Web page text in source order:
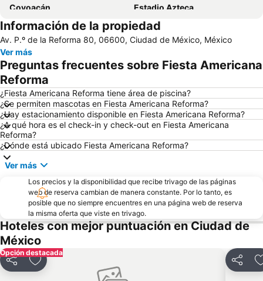
Coyoacán
Estadio Azteca
Zocalo capitalino
Reforma 222
Aeropuerto Internacional Ciudad de México
Benito Juárez
Santa fe
Bosque de Chapultepec
Antara Polanco
Autódromo Hermanos Rodriguez
Monumento a la Revolución
Zona Rosa
Iztacalco
Centro Banamex
Expo Santa Fe México
Pharma Multichannel and Digital Marketing Latin America Congress
Información de la propiedad
Av. P.º de la Reforma 80, 06600, Ciudad de México, México
Ver más
Preguntas frecuentes sobre Fiesta Americana
Reforma
¿Fiesta Americana Reforma tiene área de piscina?
¿Se permiten mascotas en Fiesta Americana Reforma?
¿Hay estacionamiento disponible en Fiesta Americana Reforma?
¿A qué hora es el check-in y check-out en Fiesta Americana
Reforma?
¿Dónde está ubicado Fiesta Americana Reforma?
Ver más
Los precios y la disponibilidad que recibe trivago de las páginas
web de reserva cambian de manera constante. Por lo tanto, es
posible que no siempre encuentres en una página web de reserva
la misma oferta que viste en trivago.
Hoteles con mejor puntuación en Ciudad de
México
Opción destacada
CompartirAgregar a favoritos